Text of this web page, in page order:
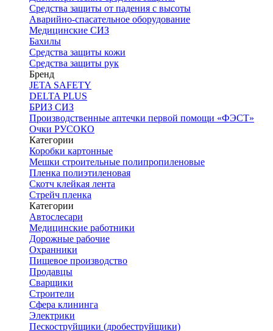
Средства защиты от падения с высоты
Аварийно-спасательное оборудование
Медицинские СИЗ
Бахилы
Средства защиты кожи
Средства защиты рук
Бренд
JETA SAFETY
DELTA PLUS
БРИЗ СИЗ
Производственные аптечки первой помощи «ФЭСТ»
Очки РУСОКО
Категории
Коробки картонные
Мешки строительные полипропиленовые
Пленка полиэтиленовая
Скотч клейкая лента
Стрейч пленка
Категории
Автослесари
Медицинские работники
Дорожные рабочие
Охранники
Пищевое производство
Продавцы
Сварщики
Строители
Сфера клининга
Электрики
Пескоструйщики (дробеструйщики)